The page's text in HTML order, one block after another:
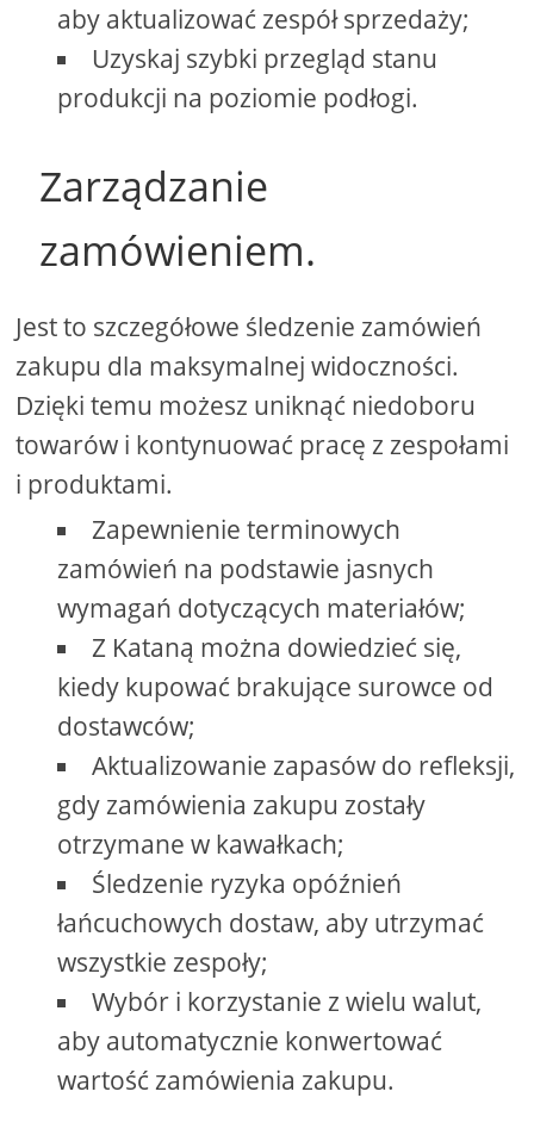
aby aktualizować zespół sprzedaży;
Uzyskaj szybki przegląd stanu
produkcji na poziomie podłogi.
Zarządzanie
zamówieniem.
Jest to szczegółowe śledzenie zamówień
zakupu dla maksymalnej widoczności.
Dzięki temu możesz uniknąć niedoboru
towarów i kontynuować pracę z zespołami
i produktami.
Zapewnienie terminowych
zamówień na podstawie jasnych
wymagań dotyczących materiałów;
Z Kataną można dowiedzieć się,
kiedy kupować brakujące surowce od
dostawców;
Aktualizowanie zapasów do refleksji,
gdy zamówienia zakupu zostały
otrzymane w kawałkach;
Śledzenie ryzyka opóźnień
łańcuchowych dostaw, aby utrzymać
wszystkie zespoły;
Wybór i korzystanie z wielu walut,
aby automatycznie konwertować
wartość zamówienia zakupu.